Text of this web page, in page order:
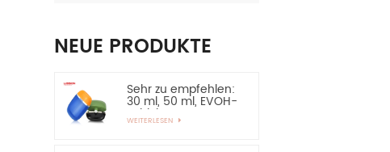
NEUE PRODUKTE
Sehr zu empfehlen:
30 ml, 50 ml, EVOH-
Schicht, HDPE-
Flasche, ovale
WEITERLESEN